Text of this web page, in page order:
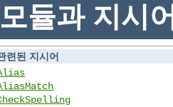
듈과 지시
련된 지시어